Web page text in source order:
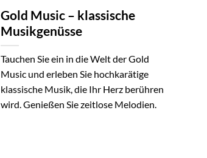
Gold Music – klassische
Musikgenüsse
Tauchen Sie ein in die Welt der Gold
Music und erleben Sie hochkarätige
klassische Musik, die Ihr Herz berühren
wird. Genießen Sie zeitlose Melodien.